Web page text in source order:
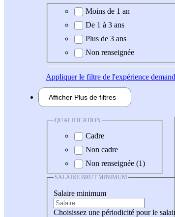
Expérience demandée
Moins de 1 an
De 1 à 3 ans
Plus de 3 ans
Non renseignée
Appliquerle filtre de l'expérience
Afficher Plus de filtres
QUALIFICATION
Cadre
Non cadre
Non renseignée (1)
SALAIRE BRUT MINIMUM
Salaire minimum
Choisissez une périodicité pour le